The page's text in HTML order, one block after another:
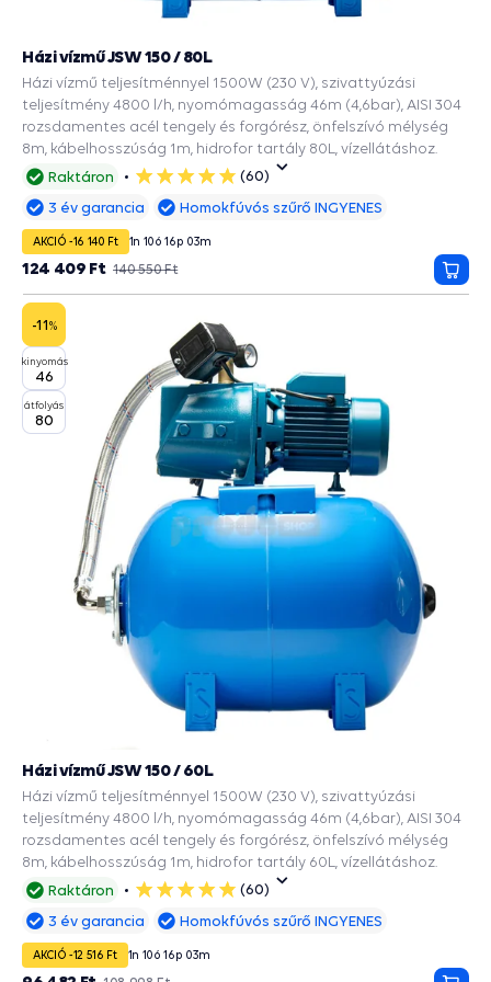
Raktáron
5
csillag
(60)
Házi vízmű JSW 150 / 80L
Házi vízmű teljesítménnyel 1500W (230 V), szivattyúzási
teljesítmény 4800 l/h, nyomómagasság 46m (4,6bar), AISI 304
rozsdamentes acél tengely és forgórész, önfelszívó mélység
8m, kábelhosszúság 1m, hidrofor tartály 80L, vízellátáshoz.
3 év garancia Homokfúvós szűrő INGYENES
AKCIÓ -16 140 Ft 1n 10ó 16p 02m
140 550 Ft
124 409 Ft
-11%
kinyomás
46
átfolyás
80
Raktáron
5
csillag
(60)
Házi vízmű JSW 150 / 60L
Házi vízmű teljesítménnyel 1500W (230 V), szivattyúzási
teljesítmény 4800 l/h, nyomómagasság 46m (4,6bar), AISI 304
rozsdamentes acél tengely és forgórész, önfelszívó mélység
8m, kábelhosszúság 1m, hidrofor tartály 60L, vízellátáshoz.
3 év garancia Homokfúvós szűrő INGYENES
AKCIÓ -12 516 Ft 1n 10ó 16p 02m